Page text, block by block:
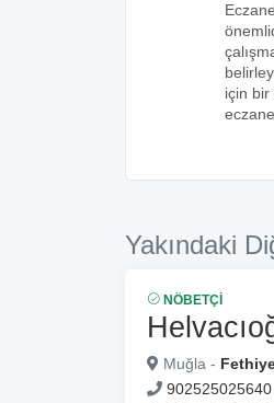
için
Yakındaki
NÖBETÇI
Muğla -